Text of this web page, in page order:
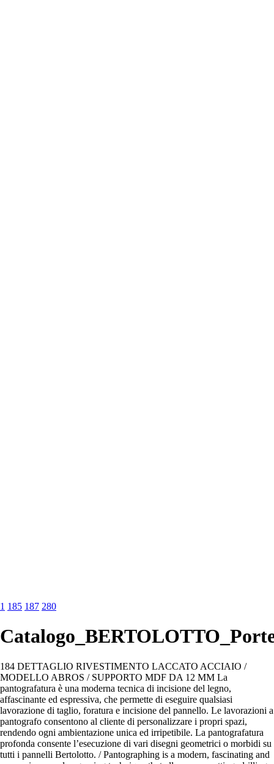
1 185 187 280
184 DETTAGLIO RIVESTIMENTO LACCATO ACCIAIO /
MODELLO ABROS / SUPPORTO MDF DA 12 MM La
pantografatura è una moderna tecnica di incisione del legno,
affascinante ed espressiva, che permette di eseguire qualsiasi
lavorazione di taglio, foratura e incisione del pannello. Le lavorazioni a
pantografo consentono al cliente di personalizzare i propri spazi,
rendendo ogni ambientazione unica ed irripetibile. La pantografatura
profonda consente l’esecuzione di vari disegni geometrici o morbidi su
tutti i pannelli Bertolotto. / Pantographing is a modern, fascinating and